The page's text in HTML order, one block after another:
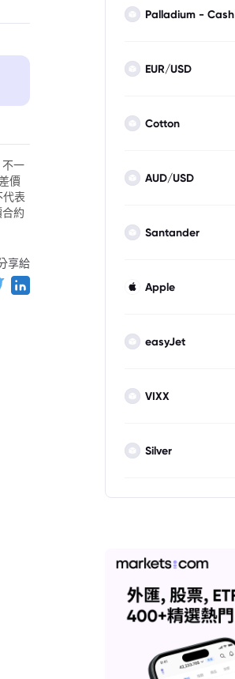
不一
價
代表
約
享給
Palladium - Cash
EUR/USD
Cotton
AUD/USD
Santander
Apple
easyJet
VIXX
Silver